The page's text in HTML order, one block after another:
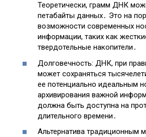
Теоретически, грамм ДНК
петабайты данных․ Это на
возможности современных
информации, таких как
твердотельные накопители․
Долговечность: ДНК, при
может сохраняться
ее потенциально идеальным
архивирования важной
должна быть доступна на
длительного времени․
Альтернатива традиционным